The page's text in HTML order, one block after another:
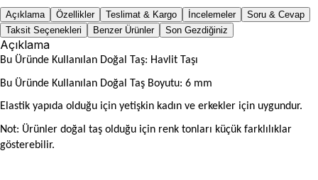
Açıklama Özellikler Teslimat & Kargo İncelemeler
Soru & Cevap
Taksit Seçenekleri
Benzer Ürünler Son Gezdiğiniz
Açıklama
Bu Üründe Kullanılan Doğal Taş: Havlit Taşı
Bu Üründe Kullanılan Doğal Taş Boyutu: 6 mm
Elastik yapıda olduğu için yetişkin kadın ve erkekler için uygundur.
Not: Ürünler doğal taş olduğu için renk tonları küçük farklılıklar
gösterebilir.